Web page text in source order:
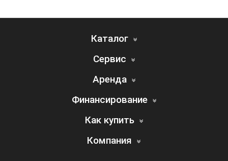
Каталог
Сервис
Аренда
Финансирование
Как купить
Компания